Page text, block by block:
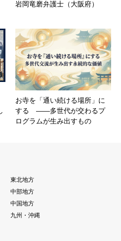
岩岡竜磨弁護士（大阪府）
お寺を「通い続ける場所」に
する ――多世代が交わるプ
ログラムが生み出すもの
東北地方
中部地方
中国地方
九州・沖縄